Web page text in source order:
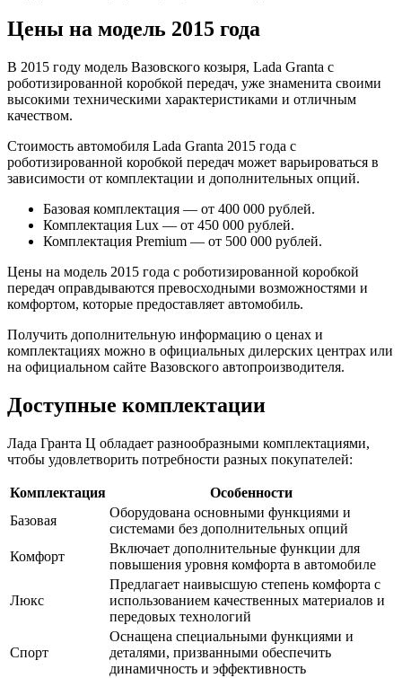
Цены на модель 2015 года
В 2015 году модель Вазовского козыря, Lada Granta с
роботизированной коробкой передач, уже знаменита своими
высокими техническими характеристиками и отличным
качеством.
Стоимость автомобиля Lada Granta 2015 года с
роботизированной коробкой передач может варьироваться в
зависимости от комплектации и дополнительных опций.
Базовая комплектация — от 400 000 рублей.
Комплектация Lux — от 450 000 рублей.
Комплектация Premium — от 500 000 рублей.
Цены на модель 2015 года с роботизированной коробкой
передач оправдываются превосходными возможностями и
комфортом, которые предоставляет автомобиль.
Получить дополнительную информацию о ценах и
комплектациях можно в официальных дилерских центрах или
на официальном сайте Вазовского автопроизводителя.
Доступные комплектации
Лада Гранта Ц обладает разнообразными комплектациями,
чтобы удовлетворить потребности разных покупателей:
Комплектация
Особенности
Базовая
Оборудована основными функциями и
системами без дополнительных опций
Комфорт
Включает дополнительные функции для
повышения уровня комфорта в автомобиле
Люкс
Предлагает наивысшую степень комфорта с
использованием качественных материалов и
передовых технологий
Спорт
Оснащена специальными функциями и
деталями, призванными обеспечить
динамичность и эффективность